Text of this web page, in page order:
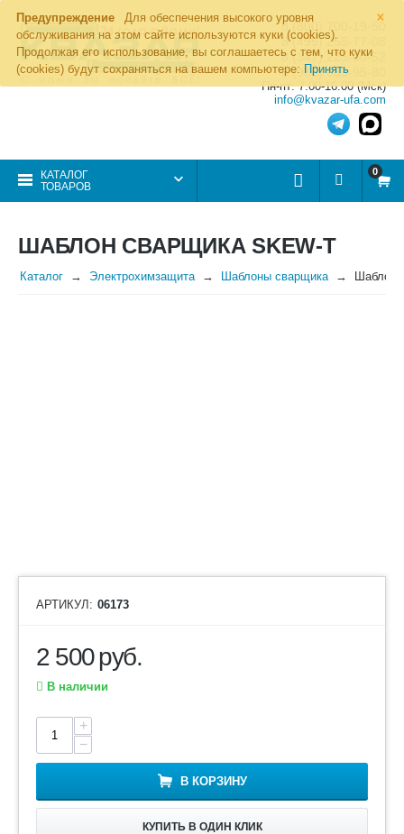
×
Предупреждение
Для обеспечения высокого уровня
обслуживания на этом сайте используются куки (cookies).
Продолжая его использование, вы соглашаетесь с тем, что куки
(cookies) будут сохраняться на вашем компьютере: Принять
8 (800) 700-19-50
8 (495) 255-77-08
8 (347) 225-00-52
8 (986) 963-95-80
Пн-пт: 7.00-16.00 (Мск)
info@kvazar-ufa.com
КАТАЛОГ
ТОВАРОВ
0
ШАБЛОН СВАРЩИКА SKEW-T
Каталог Электрохимзащита Шаблоны сварщика Шаблон
АРТИКУЛ: 06173
2 500руб.
В наличии
+
−
В КОРЗИНУ
КУПИТЬ В ОДИН КЛИК